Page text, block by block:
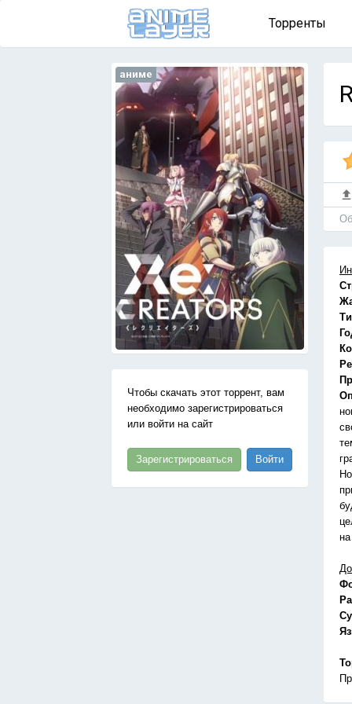
Торренты
аниме
Чтобы скачать этот торрент, вам
необходимо зарегистрироваться
или войти на сайт
Зарегистрироваться Войти